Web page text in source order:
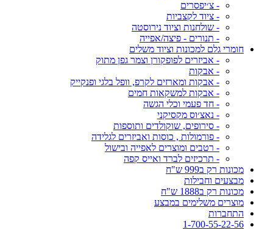
- צ׳יפסרים
- ציוד לקצביות
- שולחנות וציוד נירוסטה
- תנורים - פיצה/אפייה
חומרי גלם למכונות וציוד משלים
- אביזרים לפופקורן וצמר גפן מתוק
- אבקות
- אבקות ומארזים לקרפ, וופל בלגי ופנקייק
- אבקות למשקאות חמים
- חד פעמי וכלי הגשה
- נאצ׳וס מקסיקני
- סירופים, שוקולדים ותוספות
- פורמולות , כוסות ואביזרים לגלידה
- רטבים ומוצרים לאפייה ובישול
- תרכיזים לברד ואייס קפה
מכונות רק ב999 ש"ח
מבצעים וחבילות
מכונות רק ב1888 ש"ח
מוצרים משלימים במבצע
התחברות
1-700-55-22-56